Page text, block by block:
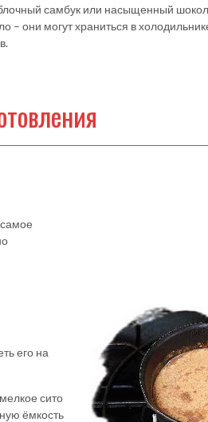
самбук или насыщенный
– они могут храниться в
его на
сито
ёмкость